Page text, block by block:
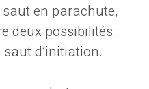
en parachute,
deux possibilités :
d’initiation.